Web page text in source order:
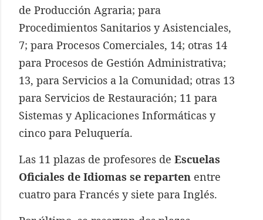
de Producción Agraria; para
Procedimientos Sanitarios y Asistenciales,
7; para Procesos Comerciales, 14; otras 14
para Procesos de Gestión Administrativa;
13, para Servicios a la Comunidad; otras 13
para Servicios de Restauración; 11 para
Sistemas y Aplicaciones Informáticas y
cinco para Peluquería.
Las 11 plazas de profesores de Escuelas
Oficiales de Idiomas se reparten entre
cuatro para Francés y siete para Inglés.